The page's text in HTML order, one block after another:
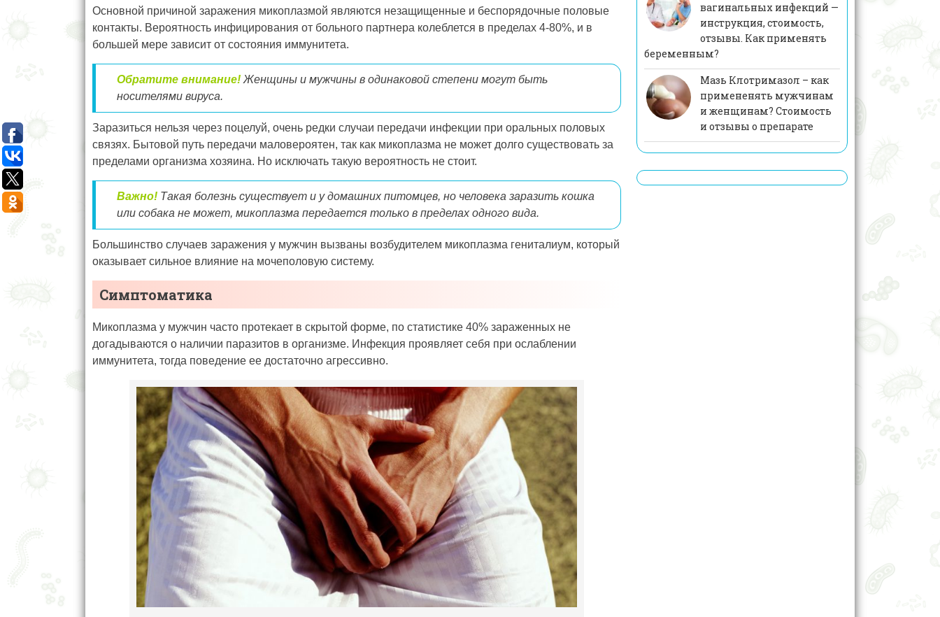
Основной причиной заражения микоплазмой являются незащищенные и беспорядочные половые
контакты. Вероятность инфицирования от больного партнера колеблется в пределах 4-80%, и в
большей мере зависит от состояния иммунитета.
Обратите внимание! Женщины и мужчины в одинаковой степени могут быть
носителями вируса.
Заразиться нельзя через поцелуй, очень редки случаи передачи инфекции при оральных половых
связях. Бытовой путь передачи маловероятен, так как микоплазма не может долго существовать за
пределами организма хозяина. Но исключать такую вероятность не стоит.
Важно! Такая болезнь существует и у домашних питомцев, но человека заразить кошка
или собака не может, микоплазма передается только в пределах одного вида.
Большинство случаев заражения у мужчин вызваны возбудителем микоплазма гениталиум, который
оказывает сильное влияние на мочеполовую систему.
Симптоматика
Микоплазма у мужчин часто протекает в скрытой форме, по статистике 40% зараженных не
догадываются о наличии паразитов в организме. Инфекция проявляет себя при ослаблении
иммунитета, тогда поведение ее достаточно агрессивно.
вагинальных инфекций —
инструкция, стоимость,
отзывы. Как применять
беременным?
Мазь Клотримазол – как
примененять мужчинам
и женщинам? Стоимость
и отзывы о препарате